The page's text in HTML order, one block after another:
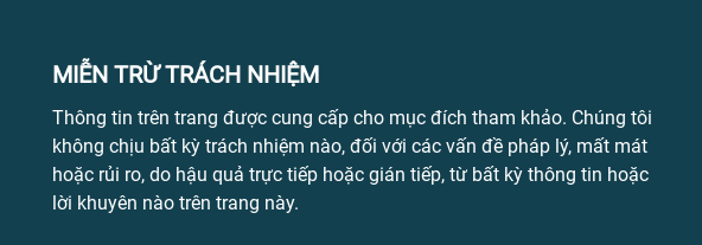
MIỄN TRỪ TRÁCH NHIỆM
Thông tin trên trang được cung cấp cho mục đích tham khảo. Chúng tôi
không chịu bất kỳ trách nhiệm nào, đối với các vấn đề pháp lý, mất mát
hoặc rủi ro, do hậu quả trực tiếp hoặc gián tiếp, từ bất kỳ thông tin hoặc
lời khuyên nào trên trang này.